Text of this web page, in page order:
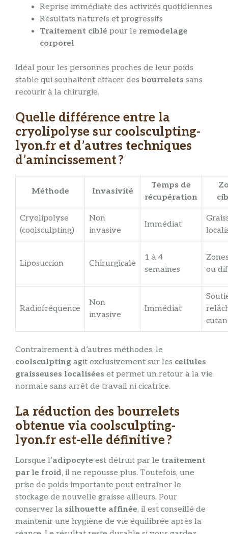
Reprise immédiate des activités quotidiennes
Résultats naturels et progressifs
Traitement ciblé pour le remodelage
corporel
Idéal pour les personnes proches de leur poids
stable qui souhaitent effacer desbourrelets sans
recourir à la chirurgie.
Quelle différence entre la
cryolipolyse sur coolsculpting-
lyon.fr et d’autres techniques
d’amincissement ?
Méthode Invasivité
Temps de
récupération
Cryolipolyse
(coolsculpting)
Non
invasive
Immédiat
Liposuccion Chirurgicale
1 à 4
semaines
ou
Radiofréquence
Non
invasive
Immédiat
Contrairement à d’autres méthodes, le
coolsculpting agit exclusivement sur les cellules
graisseuses localisées et permet un retour à la vie
normale sans arrêt de travail ni cicatrice.
La réduction des bourrelets
obtenue via coolsculpting-
lyon.fr est-elle définitive ?
Lorsque l’adipocyte est détruit par le traitement
par le froid, il ne repousse plus. Toutefois, une
prise de poids importante peut entraîner le
stockage de nouvelle graisse ailleurs. Pour
conserver la silhouette affinée, il est conseillé de
maintenir une hygiène de vie équilibrée après la